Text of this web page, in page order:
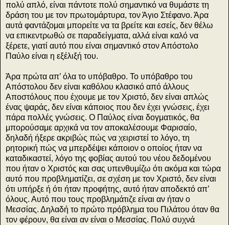
πολύ απλό, είναι πάντοτε πολύ σημαντικό να θυμάστε τη
δράση του με τον πρωτομάρτυρα, τον Άγιο Στέφανο. Άρα
αυτά φαντάζομαι μπορείτε να τα βρείτε και εσείς, δεν θέλω
να επικεντρωθώ σε παραδείγματα, αλλά είναι καλό να
ξέρετε, γιατί αυτό που είναι σημαντικό στον Απόστολο
Παύλο είναι η εξέλιξή του.
Άρα πρώτα απ’ όλα το υπόβαθρο. Το υπόβαθρο του
Απόστολου δεν είναι καθόλου κλασικό από άλλους
Αποστόλους που έχουμε με τον Χριστό, δεν είναι απλώς
ένας ψαράς, δεν είναι κάποιος που δεν έχει γνώσεις, έχει
πάρα πολλές γνώσεις. Ο Παύλος είναι δογματικός, θα
μπορούσαμε αρχικά να τον αποκαλέσουμε Φαρισαίο,
δηλαδή ήξερε ακριβώς πώς να χειριστεί το λόγο, τη
ρητορική πώς να μπερδέψει κάποιον ο οποίος ήταν να
καταδικαστεί, λόγο της φοβίας αυτού του νέου δεδομένου
που ήταν ο Χριστός και σας υπενθυμίζω ότι ακόμα και τώρα
αυτό που προβληματίζει, σε σχέση με τον Χριστό, δεν είναι
ότι υπήρξε ή ότι ήταν προφήτης, αυτό ήταν αποδεκτό απ’
όλους. Αυτό που τους προβλημάτιζε είναι αν ήταν ο
Μεσσίας. Δηλαδή το πρώτο πρόβλημα του Πιλάτου όταν θα
τον φέρουν, θα είναι αν είναι ο Μεσσίας. Πολύ συχνά